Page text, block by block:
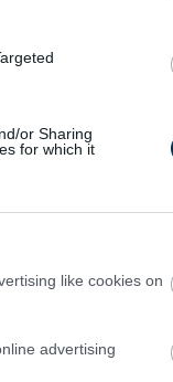
or Sharing
for which it
like cookies on
advertising
is.
és a